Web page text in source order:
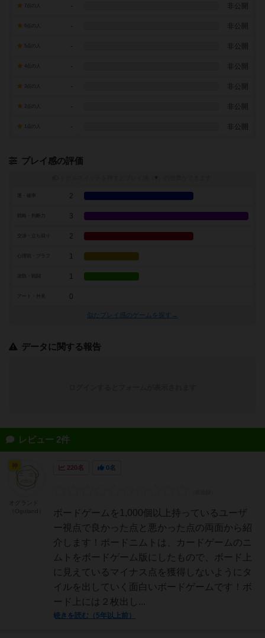
7点の人 - 非公開
- 非公開
- 非公開
- 非公開
- 非公開
- 非公開
- 非公開
プレイ感の評価
※
2
戦略・判断力 3
2
1
1
アート・外見 0
似たプレイ感のゲームを探す→
データに関する報告
レビュー 2件
220名 0名
ボードゲームを1,000個以上持っているユーザ
ー視点で良かった点と悪かった点の両面から紹
介します！ボードニムトは、カードゲームのニ
ムトをボードゲーム版にしたもので、ボード上
に見えているマイナス点を獲得しないようにタ
イルを出していく面白いボードゲームです！ボ
ード上には２枚出し...
続きを読む（5年以上前）